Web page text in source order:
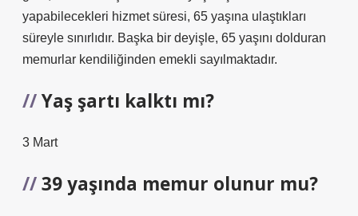
yapabilecekleri hizmet süresi, 65 yaşına ulaştıkları
süreyle sınırlıdır. Başka bir deyişle, 65 yaşını dolduran
memurlar kendiliğinden emekli sayılmaktadır.
Yaş şartı kalktı mı?
3 Mart
39 yaşında memur olunur mu?